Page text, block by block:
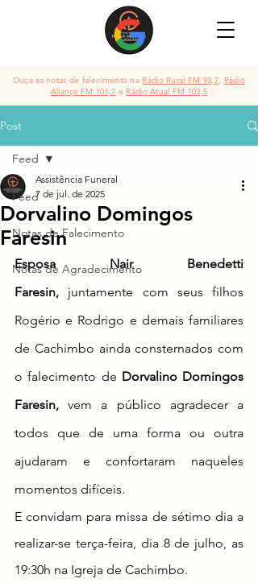
Ouça as notas de falecimento na Rádio Rural FM 93,7, Rádio
Aliança FM 101,7 e Rádio Atual FM 103,5
Post
Feed
Notas de Falecimento
Notas de Agradecimento
Feed
Dorvalino Domingos
Faresin
Assistência Funeral
7 de jul. de 2025
Esposa Nair Benedetti
Faresin, juntamente com seus filhos
Rogério e Rodrigo e demais familiares
de Cachimbo ainda consternados com
o falecimento de Dorvalino Domingos
Faresin, vem a público agradecer a
todos que de uma forma ou outra
ajudaram e confortaram naqueles
momentos difíceis.
E convidam para missa de sétimo dia a
realizar-se terça-feira, dia 8 de julho, as
19:30h na Igreja de Cachimbo.